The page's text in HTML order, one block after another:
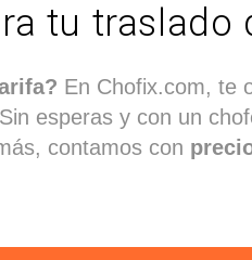
tu traslado
En Chofix.com, te
esperas y con un
contamos con